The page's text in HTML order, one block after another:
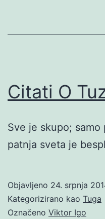
Citati O
Sve je skupo;
patnja sveta je
Objavljeno 24. srpnja
Kategorizirano kao Tuga
Označeno Viktor Igo